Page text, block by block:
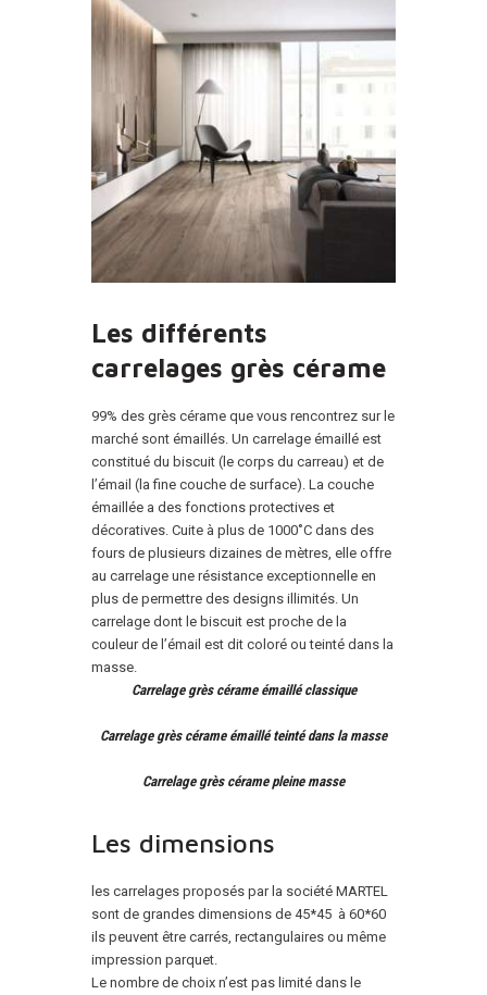
Les différents
carrelages grès cérame
99% des grès cérame que vous rencontrez sur le
marché sont émaillés. Un carrelage émaillé est
constitué du biscuit (le corps du carreau) et de
l’émail (la fine couche de surface). La couche
émaillée a des fonctions protectives et
décoratives. Cuite à plus de 1000˚C dans des
fours de plusieurs dizaines de mètres, elle offre
au carrelage une résistance exceptionnelle en
plus de permettre des designs illimités. Un
carrelage dont le biscuit est proche de la
couleur de l’émail est dit coloré ou teinté dans la
masse.
Carrelage grès cérame émaillé classique
Carrelage grès cérame émaillé teinté dans la masse
Carrelage grès cérame pleine masse
Les dimensions
les carrelages proposés par la société MARTEL
sont de grandes dimensions de 45*45 à 60*60
ils peuvent être carrés, rectangulaires ou même
impression parquet.
Le nombre de choix n’est pas limité dans le